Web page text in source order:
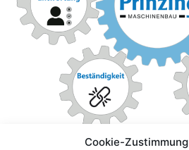
Cookie-Zustimmung